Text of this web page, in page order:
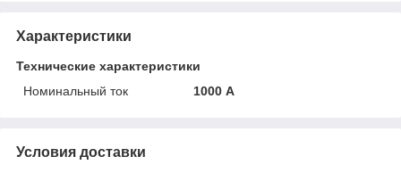
Характеристики
Технические характеристики
Номинальный ток
1000 А
Условия доставки